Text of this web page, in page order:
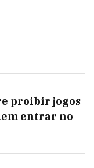
proibir jogos
entrar no